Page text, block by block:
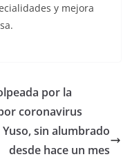
y mejora
por la
coronavirus
sin alumbrado
desde hace un mes